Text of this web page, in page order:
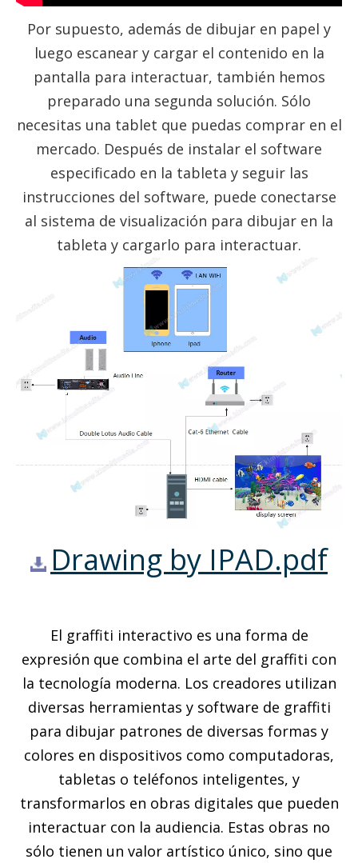
Por supuesto, además de dibujar en papel y
luego escanear y cargar el contenido en la
pantalla para interactuar, también hemos
preparado una segunda solución. Sólo
necesitas una tablet que puedas comprar en el
mercado. Después de instalar el software
especificado en la tableta y seguir las
instrucciones del software, puede conectarse
al sistema de visualización para dibujar en la
tableta y cargarlo para interactuar.
Drawing by IPAD.pdf
El graffiti interactivo es una forma de
expresión que combina el arte del graffiti con
la tecnología moderna. Los creadores utilizan
diversas herramientas y software de graffiti
para dibujar patrones de diversas formas y
colores en dispositivos como computadoras,
tabletas o teléfonos inteligentes, y
transformarlos en obras digitales que pueden
interactuar con la audiencia. Estas obras no
sólo tienen un valor artístico único, sino que